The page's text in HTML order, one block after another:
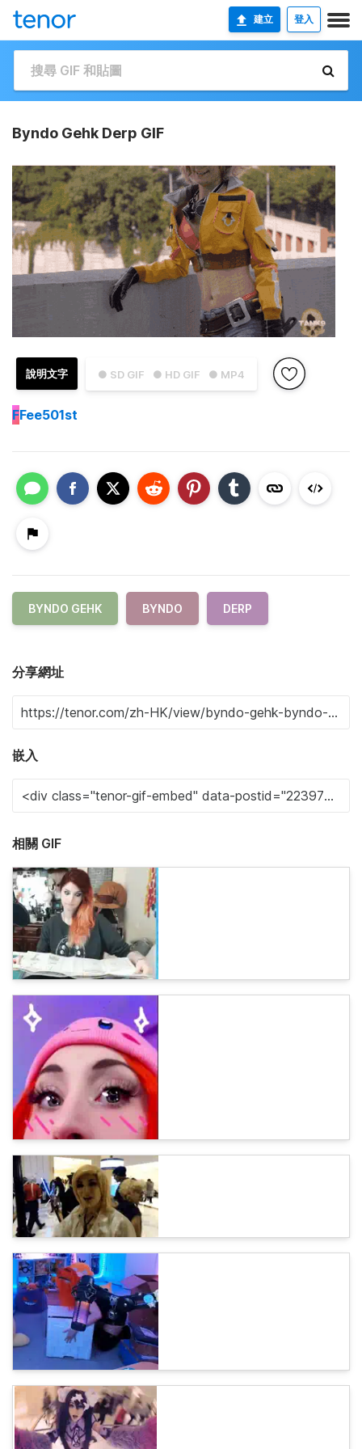
建立 登入
Byndo Gehk Derp GIF
● SD GIF ● HD GIF ● MP4
說明文字
FFee501st
BYNDO GEHK BYNDO DERP
分享網址
嵌入
相關 GIF